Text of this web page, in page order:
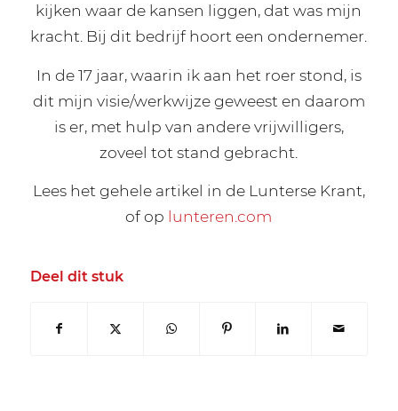
kijken waar de kansen liggen, dat was mijn
kracht. Bij dit bedrijf hoort een ondernemer.
In de 17 jaar, waarin ik aan het roer stond, is
dit mijn visie/werkwijze geweest en daarom
is er, met hulp van andere vrijwilligers,
zoveel tot stand gebracht.
Lees het gehele artikel in de Lunterse Krant,
of op lunteren.com
Deel dit stuk